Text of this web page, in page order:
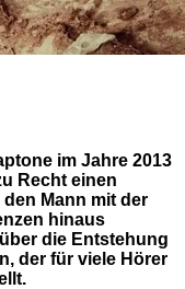
im Jahre 2013
Recht einen
Mann mit der
hinaus
die Entstehung
der für viele Hörer